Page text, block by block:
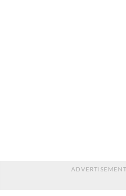
ADVERTISEMENT